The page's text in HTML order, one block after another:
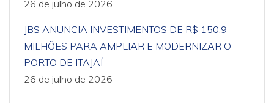
26 de julho de 2026
JBS ANUNCIA INVESTIMENTOS DE R$ 150,9
MILHÕES PARA AMPLIAR E MODERNIZAR O
PORTO DE ITAJAÍ
26 de julho de 2026